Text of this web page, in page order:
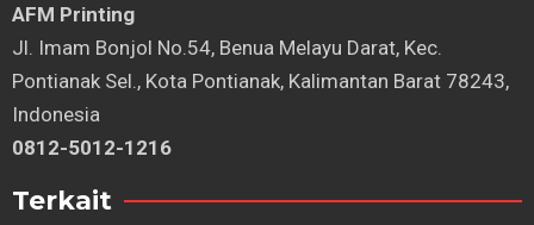
AFM Printing
⁠Jl. Imam Bonjol No.54, Benua Melayu Darat, Kec.
Pontianak Sel., Kota Pontianak, Kalimantan Barat 78243,
Indonesia
0812-5012-1216
Terkait